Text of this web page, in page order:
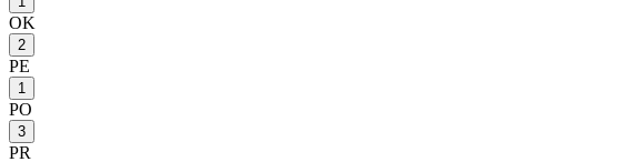
OK
2
PE
1
PO
3
PR